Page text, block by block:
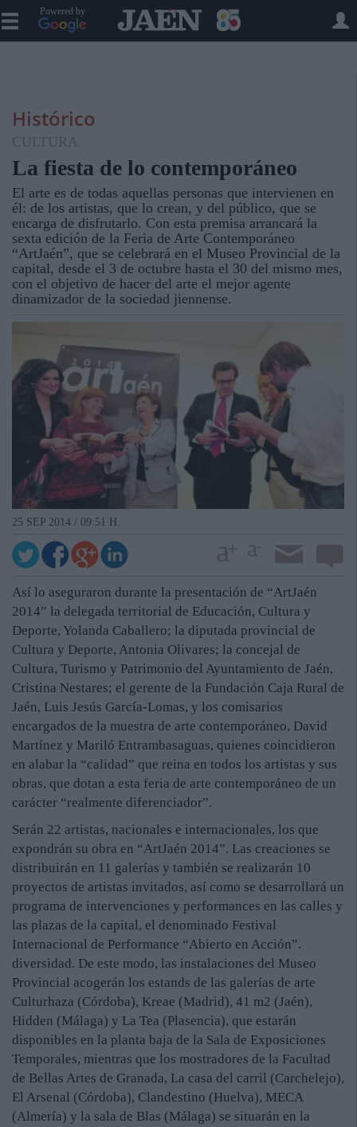
Powered by
Histórico
CULTURA
La fiesta de lo contemporáneo
El arte es de todas aquellas personas que intervienen en
él: de los artistas, que lo crean, y del público, que se
encarga de disfrutarlo. Con esta premisa arrancará la
sexta edición de la Feria de Arte Contemporáneo
“ArtJaén”, que se celebrará en el Museo Provincial de la
capital, desde el 3 de octubre hasta el 30 del mismo mes,
con el objetivo de hacer del arte el mejor agente
dinamizador de la sociedad jiennense.
25 SEP 2014 / 09:51 H.
Así lo aseguraron durante la presentación de “ArtJaén
2014” la delegada territorial de Educación, Cultura y
Deporte, Yolanda Caballero; la diputada provincial de
Cultura y Deporte, Antonia Olivares; la concejal de
Cultura, Turismo y Patrimonio del Ayuntamiento de Jaén,
Cristina Nestares; el gerente de la Fundación Caja Rural de
Jaén, Luis Jesús García-Lomas, y los comisarios
encargados de la muestra de arte contemporáneo, David
Martínez y Mariló Entrambasaguas, quienes coincidieron
en alabar la “calidad” que reina en todos los artistas y sus
obras, que dotan a esta feria de arte contemporáneo de un
carácter “realmente diferenciador”.
Serán 22 artistas, nacionales e internacionales, los que
expondrán su obra en “ArtJaén 2014”. Las creaciones se
distribuirán en 11 galerías y también se realizarán 10
proyectos de artistas invitados, así como se desarrollará un
programa de intervenciones y performances en las calles y
las plazas de la capital, el denominado Festival
Internacional de Performance “Abierto en Acción”.
diversidad. De este modo, las instalaciones del Museo
Provincial acogerán los estands de las galerías de arte
Culturhaza (Córdoba), Kreae (Madrid), 41 m2 (Jaén),
Hidden (Málaga) y La Tea (Plasencia), que estarán
disponibles en la planta baja de la Sala de Exposiciones
Temporales, mientras que los mostradores de la Facultad
de Bellas Artes de Granada, La casa del carril (Carchelejo),
El Arsenal (Córdoba), Clandestino (Huelva), MECA
(Almería) y la sala de Blas (Málaga) se situarán en la